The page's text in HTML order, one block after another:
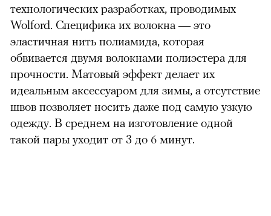
технологических разработках, проводимых
Wolford. Специфика их волокна — это
эластичная нить полиамида, которая
обвивается двумя волокнами полиэстера для
прочности. Матовый эффект делает их
идеальным аксессуаром для зимы, а отсутствие
швов позволяет носить даже под самую узкую
одежду. В среднем на изготовление одной
такой пары уходит от 3 до 6 минут.